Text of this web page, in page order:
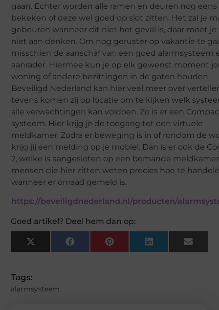
gaan. Echter worden alle ramen en deuren nog eens
bekeken of deze wel goed op slot zitten. Het zal je
gebeuren wanneer dit niet het geval is, daar moet
niet aan denken. Om nog geruster op vakantie te
misschien de aanschaf van een goed alarmsysteem
aanrader. Hiermee kun je op elk gewenst moment
woning of andere bezittingen in de gaten houden.
Beveiligd Nederland kan hier veel meer over
tevens komen zij op locatie om te kijken welk
alle verwachtingen kan voldoen. Zo is er een
systeem. Hier krijg je de toegang tot een virtuele
meldkamer. Zodra er beweging is in of rondom de
krijg jij een melding op je mobiel. Dan is er ook de
2, welke is aangesloten op een bemande
mensen die hier zitten weten precies hoe te
wanneer er onraad gemeld is.
https://beveiligdnederland.nl/producten/
Goed artikel? Deel hem dan op:
X
(Twitter)
FacebookPinterestLinkedInEmail
Tags:
alarmsysteem